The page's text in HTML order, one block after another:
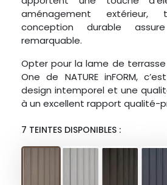
aménagement
conception durable
remarquable.
Opter pour la lame de
One de NATURE inFORM,
design intemporel et une
à un excellent rapport qualité-
7 TEINTES DISPONIBLES :